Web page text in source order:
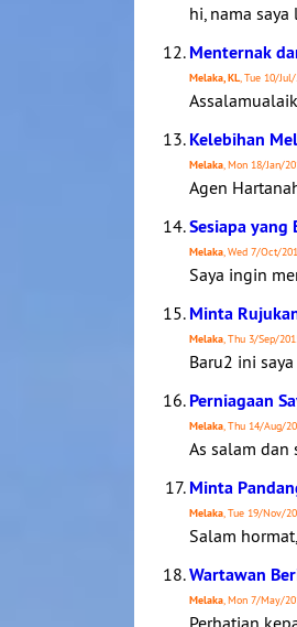
hi, nama
Menternak
Melaka, KL, Tue 10/
Kelebihan
Melaka, Mon 18/Jan/
Agen
Sesiapa yang
Melaka, Wed 7/Oct/
Saya ingin
Minta
Melaka, Thu 3/Sep/
Baru2 ini
Perniagaan
Melaka, Thu 14/Aug/
As salam dan
Minta
Melaka, Tue 19/Nov/
Salam
Wartawan
Melaka, Mon 7/May/
Perhatian